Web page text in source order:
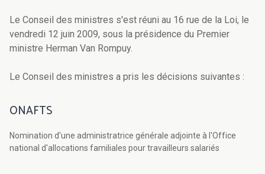
Le Conseil des ministres s'est réuni au 16 rue de la Loi, le
vendredi 12 juin 2009, sous la présidence du Premier
ministre Herman Van Rompuy.
Le Conseil des ministres a pris les décisions suivantes :
ONAFTS
Nomination d'une administratrice générale adjointe à l'Office
national d'allocations familiales pour travailleurs salariés